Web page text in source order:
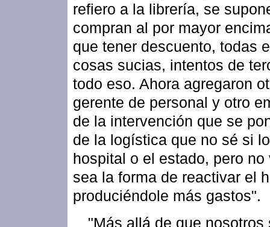
refiero a la librería, se
compran al por mayor
que tener descuento, todas
cosas sucias, intentos de
todo eso. Ahora agregaron
gerente de personal y otro
de la intervención que se
de la logística que no sé si
hospital o el estado, pero no
sea la forma de reactivar el
produciéndole más gastos".
"Más allá de que nosotros